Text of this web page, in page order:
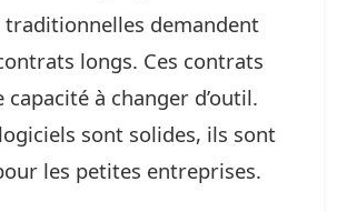
traditionnelles demandent
longs. Ces contrats
à changer d’outil.
sont solides, ils sont
les petites entreprises.